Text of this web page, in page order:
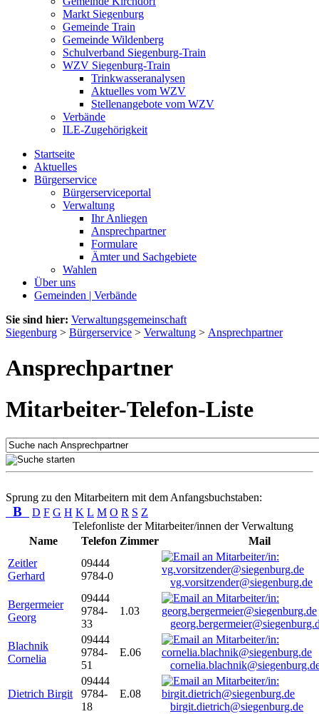
Markt Siegenburg
Gemeinde Train
Gemeinde Wildenberg
Schulverband Siegenburg-Train
WZV Siegenburg-Train
Trinkwasseranalysen
Aktuelles vom WZV
Stellenangebote vom WZV
Verbände
ILE-Zugehörigkeit
Startseite
Aktuelles
Bürgerservice
Bürgerserviceportal
Verwaltung
Ihr Anliegen
Ansprechpartner
Formulare
Ämter und Sachgebiete
Wahlen
Über uns
Gemeinden | Verbände
Sie sind hier: Verwaltungsgemeinschaft
Siegenburg > Bürgerservice > Verwaltung > Ansprechpartner
Ansprechpartner
Mitarbeiter-Telefon-Liste
Sprung zu den Mitarbeitern mit dem Anfangsbuchstaben:
B D F G H K L M O R S Z
Telefonliste der Mitarbeiter/innen der Verwaltung
Name
Telefon Zimmer
Mail
Zeitler
Gerhard
09444
9784-0
vg.vorsitzender@siegenburg.de
Bergermeier
Georg
09444
9784-
33
1.03
Blachnik
Cornelia
09444
9784-
51
E.06
Dietrich Birgit
09444
9784-
18
E.08
birgit.dietrich@siegenburg.de